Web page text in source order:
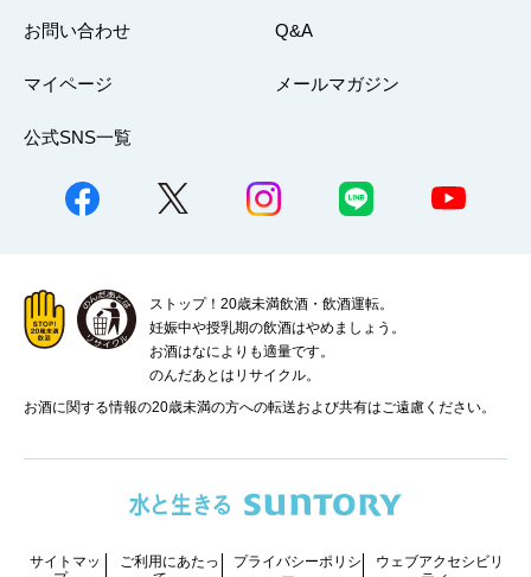
お問い合わせ Q&A
マイページ メールマガジン
公式SNS一覧
ストップ！20歳未満飲酒・飲酒運転。
妊娠中や授乳期の飲酒はやめましょう。
お酒はなによりも適量です。
のんだあとはリサイクル。
お酒に関する情報の20歳未満の方への転送および共有はご遠慮ください。
サイトマッ
ご利用にあたっ
プライバシーポリシ
ウェブアクセシビリ